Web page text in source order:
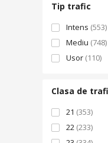
Tip trafic
Intens (553)
Mediu (748)
Usor (110)
Clasa de
21 (353)
22 (233)